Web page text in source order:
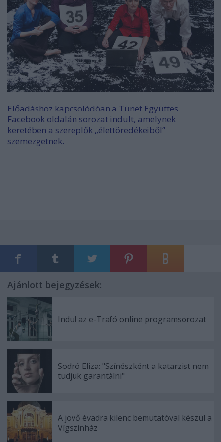
Előadáshoz kapcsolódóan a Tünet Együttes
Facebook oldalán sorozat indult, amelynek
keretében a szereplők „élettöredékeiből”
szemezgetnek.
Ajánlott bejegyzések:
Indul az e-Trafó online programsorozat
Sodró Eliza: "Színészként a katarzist nem
tudjuk garantálni"
A jövő évadra kilenc bemutatóval készül a
Vígszínház